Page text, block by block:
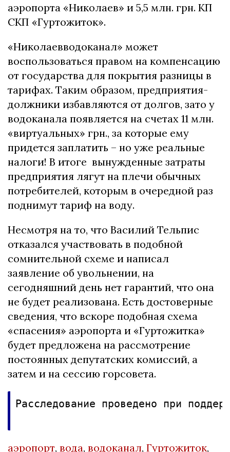
аэропорта «Николаев» и 5,5 млн. грн. КП
СКП «Гуртожиток».
«Николаевводоканал» может
воспользоваться правом на компенсацию
от государства для покрытия разницы в
тарифах. Таким образом, предприятия-
должники избавляются от долгов, зато у
водоканала появляется на счетах 11 млн.
«виртуальных» грн., за которые ему
придется заплатить – но уже реальные
налоги! В итоге вынужденные затраты
предприятия лягут на плечи обычных
потребителей, которым в очередной раз
поднимут тариф на воду.
Несмотря на то, что Василий Тельпис
отказался участвовать в подобной
сомнительной схеме и написал
заявление об увольнении, на
сегодняшний день нет гарантий, что она
не будет реализована. Есть достоверные
сведения, что вскоре подобная схема
«спасения» аэропорта и «Гуртожитка»
будет предложена на рассмотрение
постоянных депутатских комиссий, а
затем и на сессию горсовета.
Расследование проведено при
аэропорт, вода, водоканал, Гуртожиток,